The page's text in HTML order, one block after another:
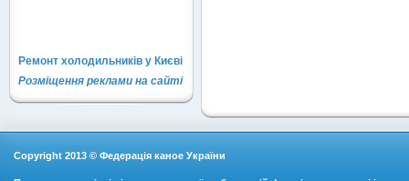
Ремонт холодильників у Києві
Розміщення реклами на сайті
Copyright 2013 © Федерація каное України